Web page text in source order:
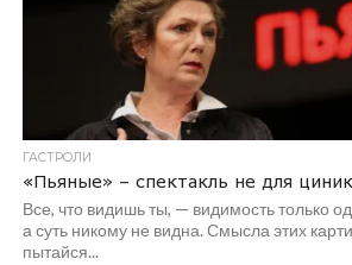
ГАСТРОЛИ
«Пьяные» – спектакль не для
Все, что видишь ты, — видимость только
а суть никому не видна. Смысла этих
пытайся...